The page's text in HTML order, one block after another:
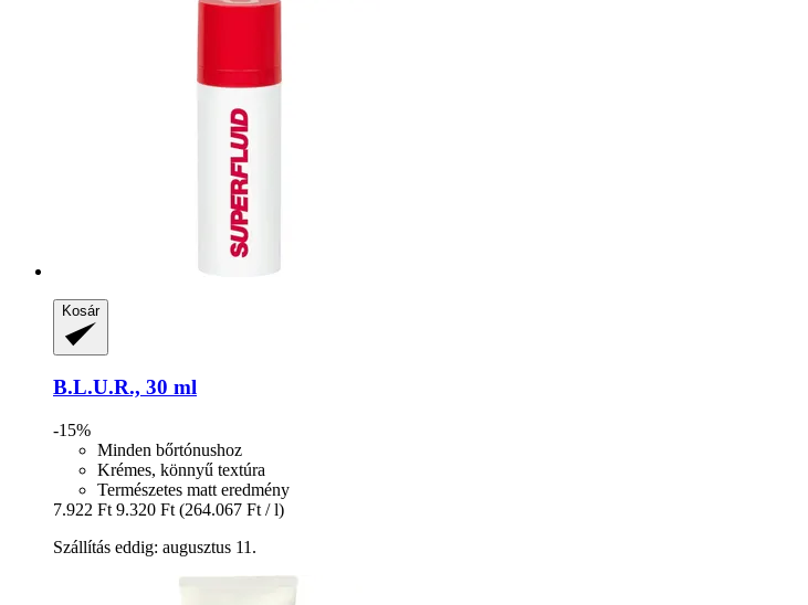
Kosár
B.L.U.R., 30 ml
-15%
Minden bőrtónushoz
Krémes, könnyű textúra
Természetes matt eredmény
7.922 Ft 9.320 Ft (264.067 Ft / l)
Szállítás eddig: augusztus 11.